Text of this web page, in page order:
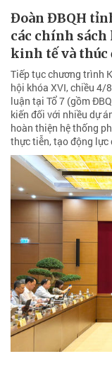
Đoàn ĐBQH
các chính
kinh tế và thúc
Tiếp tục chương trình
hội khóa XVI, chiều 4/
luận tại Tổ 7 (gồm
kiến đối với nhiều dự
hoàn thiện hệ thống
thực tiễn, tạo động lực